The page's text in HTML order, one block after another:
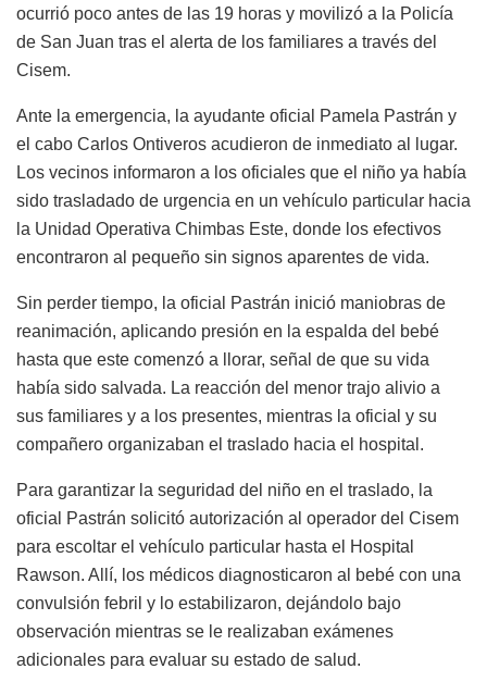
ocurrió poco antes de las 19 horas y movilizó a la Policía
de San Juan tras el alerta de los familiares a través del
Cisem.
Ante la emergencia, la ayudante oficial Pamela Pastrán y
el cabo Carlos Ontiveros acudieron de inmediato al lugar.
Los vecinos informaron a los oficiales que el niño ya había
sido trasladado de urgencia en un vehículo particular hacia
la Unidad Operativa Chimbas Este, donde los efectivos
encontraron al pequeño sin signos aparentes de vida.
Sin perder tiempo, la oficial Pastrán inició maniobras de
reanimación, aplicando presión en la espalda del bebé
hasta que este comenzó a llorar, señal de que su vida
había sido salvada. La reacción del menor trajo alivio a
sus familiares y a los presentes, mientras la oficial y su
compañero organizaban el traslado hacia el hospital.
Para garantizar la seguridad del niño en el traslado, la
oficial Pastrán solicitó autorización al operador del Cisem
para escoltar el vehículo particular hasta el Hospital
Rawson. Allí, los médicos diagnosticaron al bebé con una
convulsión febril y lo estabilizaron, dejándolo bajo
observación mientras se le realizaban exámenes
adicionales para evaluar su estado de salud.